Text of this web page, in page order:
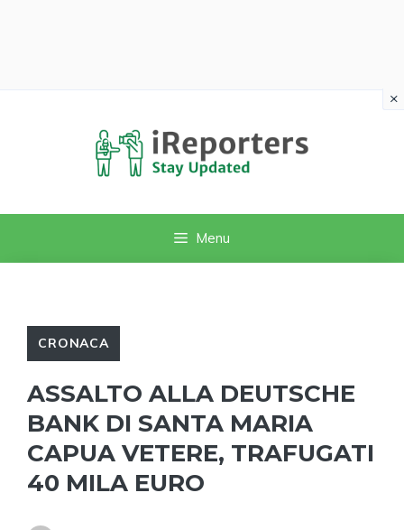
Menu
CRONACA
ASSALTO ALLA DEUTSCHE
BANK DI SANTA MARIA
CAPUA VETERE, TRAFUGATI
40 MILA EURO
×